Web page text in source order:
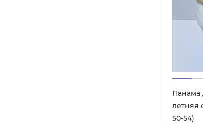
Панама
летняя
50-54)